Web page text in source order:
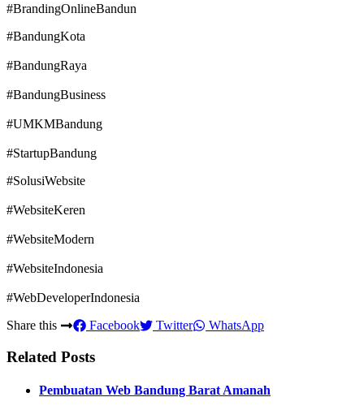
#BrandingOnlineBandun
#BandungKota
#BandungRaya
#BandungBusiness
#UMKMBandung
#StartupBandung
#SolusiWebsite
#WebsiteKeren
#WebsiteModern
#WebsiteIndonesia
#WebDeveloperIndonesia
Share this
Facebook Twitter WhatsApp
Related Posts
Pembuatan Web Bandung Barat Amanah